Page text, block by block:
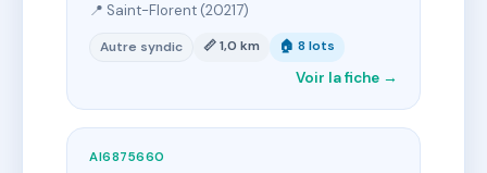
📍 Saint-Florent (20217)
Autre syndic 📏 1,0 km 🏠 8 lots
Voir la fiche →
AI6875660